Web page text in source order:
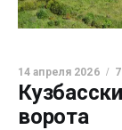
ворота
14 апреля 2026